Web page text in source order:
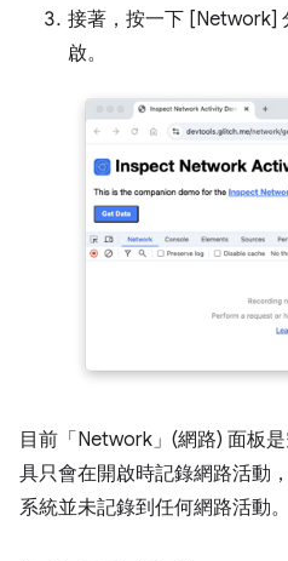
接著，按一下 [Network]
啟。
目前「Network」(網路) 面板
具只會在開啟時記錄網路活動
系統並未記錄到任何網路活動。